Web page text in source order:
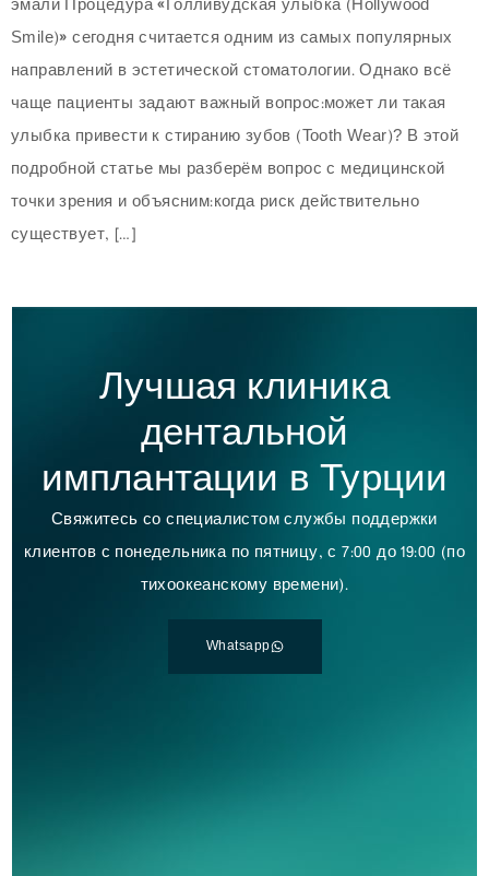
эмали Процедура «Голливудская улыбка (Hollywood
Smile)» сегодня считается одним из самых популярных
направлений в эстетической стоматологии. Однако всё
чаще пациенты задают важный вопрос:может ли такая
улыбка привести к стиранию зубов (Tooth Wear)? В этой
подробной статье мы разберём вопрос с медицинской
точки зрения и объясним:когда риск действительно
существует, […]
Лучшая клиника
дентальной
имплантации в Турции
Свяжитесь со специалистом службы поддержки
клиентов с понедельника по пятницу, с 7:00 до 19:00 (по
тихоокеанскому времени).
Whatsapp